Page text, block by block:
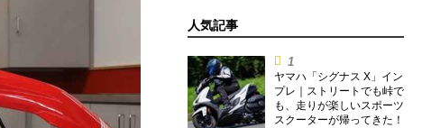
人気記事
ヤマハ「シグナス X」イン
プレ｜ストリートでも峠で
も、走りが楽しいスポーツ
スクーターが帰ってきた！